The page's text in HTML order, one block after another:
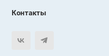
Контакты